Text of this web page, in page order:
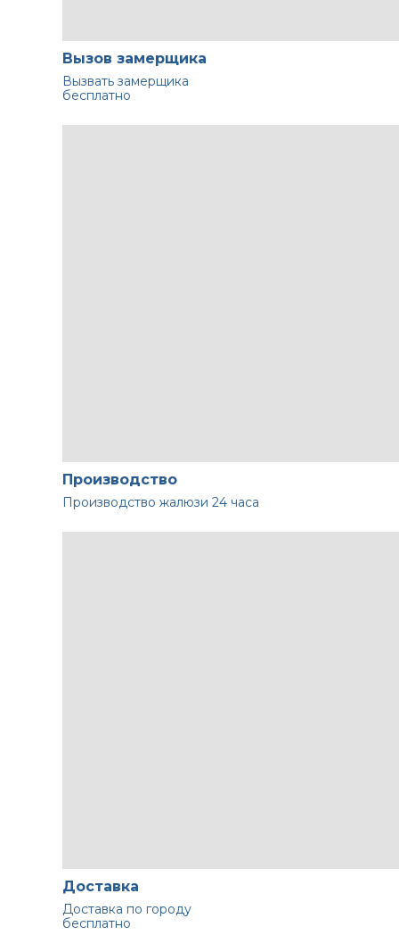
Вызов замерщика
Вызвать замерщика
бесплатно
Производство
Производство жалюзи 24 часа
Доставка
Доставка по городу
бесплатно